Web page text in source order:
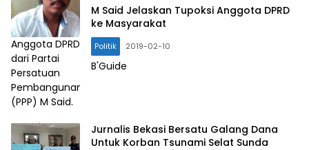
Anggota DPRD
dari Partai
Persatuan
Pembangunan
(PPP) M Said.
M Said Jelaskan Tupoksi Anggota DPRD
ke Masyarakat
Politik 2019-02-10
B'Guide
Jurnalis Bekasi Bersatu Galang Dana
Untuk Korban Tsunami Selat Sunda